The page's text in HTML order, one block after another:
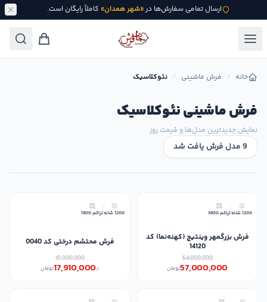
ارسال تمامی سفارش‌ها در«شهر همدان» کاملاً رایگان است.
خانه / فرش ماشینی / نئوکلاسیک
فرش ماشینی نئوکلاسیک
نمایش جدیدترین مدل‌ها و قیمت روز
9 مدل فرش یافت شد
1200 شانه تراکم 3600
فرش بزرگمهر وینتیج (کهنه‌نما) کد
14120
64,000,000
57,000,000تومان
1200 شانه تراکم 1600
فرش محتشم درختی کد 0040
19,900,000
از17,910,000تومان